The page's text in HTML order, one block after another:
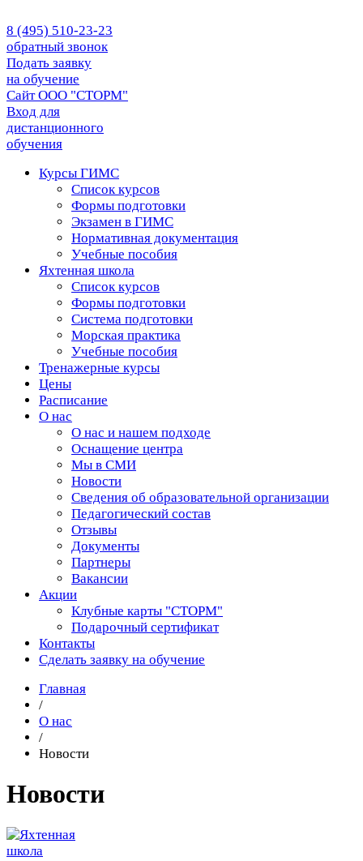
8 (495) 510-23-23
обратный звонок
Подать заявку
на обучение
Сайт ООО "СТОРМ"
Вход для
дистанционного
обучения
Курсы ГИМС
Список курсов
Формы подготовки
Экзамен в ГИМС
Нормативная документация
Учебные пособия
Яхтенная школа
Список курсов
Формы подготовки
Cистема подготовки
Морская практика
Учебные пособия
Тренажерные курсы
Цены
Расписание
О нас
О нас и нашем подходе
Оснащение центра
Мы в СМИ
Новости
Сведения об образовательной организации
Педагогический состав
Отзывы
Документы
Партнеры
Вакансии
Акции
Клубные карты "СТОРМ"
Подарочный сертификат
Контакты
Сделать заявку на обучение
Главная
/
О нас
/
Новости
Новости